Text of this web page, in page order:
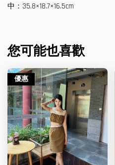
中：35.8×18.7×16.5cm
您可能也喜歡
優惠